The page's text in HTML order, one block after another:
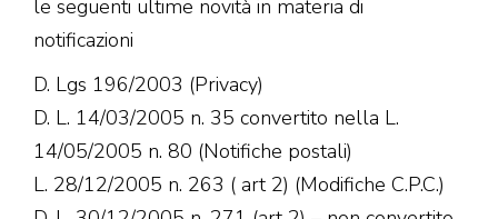
le seguenti ultime novità in materia di
notificazioni
D. Lgs 196/2003 (Privacy)
D. L. 14/03/2005 n. 35 convertito nella L.
14/05/2005 n. 80 (Notifiche postali)
L. 28/12/2005 n. 263 ( art 2) (Modifiche C.P.C.)